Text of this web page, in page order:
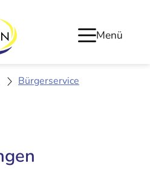
Menü
Bürgerservice